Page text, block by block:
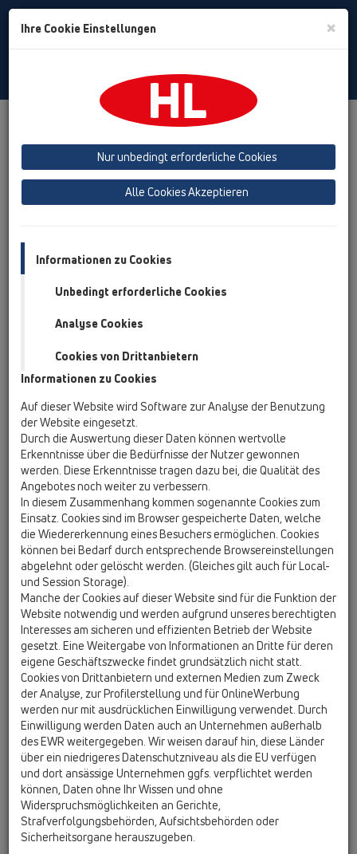
Toggle
Produktübersicht 02 Waschtisch
Raumsparende Waschtischsiphons
HL137N HL137N/30
Produkte
HL137N/30
Waschtisch-Raumsparsiphon
DN32x5/4"
HL137N/30 Waschtisch-Raumsparsiphon DN32 mit
großzügig ablängbaren Rohrteilen mit
Anschlussgewinde 5/4", herausziehbarem
Reinigungseinsatz, drehbarem Abgangsbogen und
Rosette
Ihre Cookie Einstellungen ×
Nur unbedingt erforderliche Cookies
Alle Cookies Akzeptieren
Informationen zu Cookies
Unbedingt erforderliche Cookies
Analyse Cookies
Cookies von Drittanbietern
Informationen zu Cookies
Auf dieser Website wird Software zur Analyse der Benutzung
der Website eingesetzt.
Durch die Auswertung dieser Daten können wertvolle
Erkenntnisse über die Bedürfnisse der Nutzer gewonnen
werden. Diese Erkenntnisse tragen dazu bei, die Qualität des
Angebotes noch weiter zu verbessern.
In diesem Zusammenhang kommen sogenannte Cookies zum
Einsatz. Cookies sind im Browser gespeicherte Daten, welche
die Wiedererkennung eines Besuchers ermöglichen. Cookies
können bei Bedarf durch entsprechende Browsereinstellungen
abgelehnt oder gelöscht werden. (Gleiches gilt auch für Local-
und Session Storage).
Manche der Cookies auf dieser Website sind für die Funktion der
Website notwendig und werden aufgrund unseres berechtigten
Interesses am sicheren und effizienten Betrieb der Website
gesetzt. Eine Weitergabe von Informationen an Dritte für deren
eigene Geschäftszwecke findet grundsätzlich nicht statt.
Cookies von Drittanbietern und externen Medien zum Zweck
der Analyse, zur Profilerstellung und für OnlineWerbung
werden nur mit ausdrücklichen Einwilligung verwendet. Durch
Einwilligung werden Daten auch an Unternehmen außerhalb
des EWR weitergegeben. Wir weisen darauf hin, diese Länder
über ein niedrigeres Datenschutzniveau als die EU verfügen
und dort ansässige Unternehmen ggfs. verpflichtet werden
können, Daten ohne Ihr Wissen und ohne
Widerspruchsmöglichkeiten an Gerichte,
Strafverfolgungsbehörden, Aufsichtsbehörden oder
Sicherheitsorgane herauszugeben.